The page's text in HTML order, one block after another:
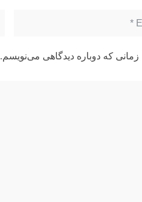
که دوباره دیدگاهی می‌نویسم.